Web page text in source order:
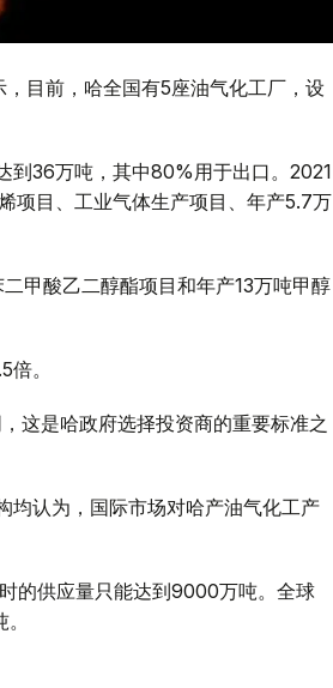
目前，哈全国有5座油气化工厂，设
到36万吨，其中80%用于出口。2021
项目、工业气体生产项目、年产5.7万
甲酸乙二醇酯项目和年产13万吨甲醇
。
这是哈政府选择投资商的重要标准之
认为，国际市场对哈产油气化工产
的供应量只能达到9000万吨。全球